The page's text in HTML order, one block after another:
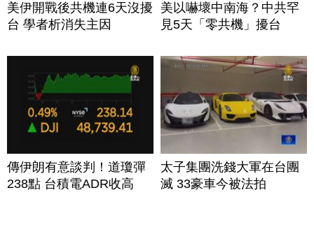
美伊開戰後共機連6天沒擾
台 學者析消失主因
美以嚇壞中南海？中共罕
見5天「零共機」擾台
傳伊朗有意談判！道瓊彈
238點 台積電ADR收高
太子集團洗錢大軍在台團
滅 33豪車今被法拍